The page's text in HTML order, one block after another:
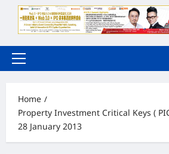
Primary
Home
Property Investment Critical Keys (
28 January 2013